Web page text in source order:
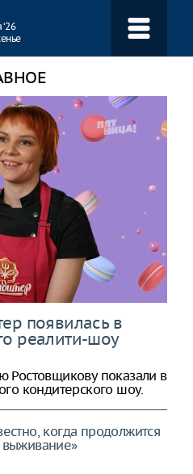
‘26
появилась в
реалити-шоу
показали в
кондитерского шоу.
когда продолжится
выживание»